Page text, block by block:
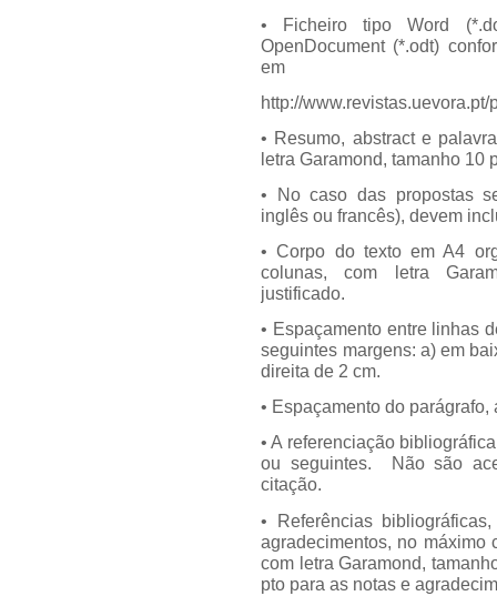
• Ficheiro tipo Word
OpenDocument (*.odt)
em
http://
• Resumo, abstract e
letra Garamond, tamanho 10
• No caso das propostas
inglês ou francês), devem
• Corpo do texto em A4
colunas, com letra
justificado.
• Espaçamento entre linhas
seguintes margens: a) em
direita de 2 cm.
• Espaçamento do
• A referenciação
ou seguintes. Não são
citação.
• Referências
agradecimentos, no máximo
com letra Garamond,
pto para as notas e